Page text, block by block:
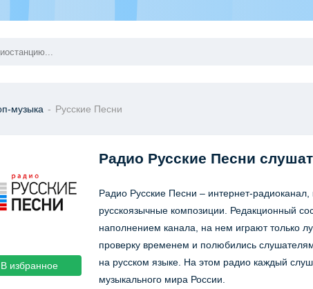
музыка - Русские Песни
В избранное
Радио Русские Песни
Радио Русские Песни – интернет-
русскоязычные композиции. Редакционный
наполнением канала, на нем играют только
проверку временем и полюбились
на русском языке. На этом радио каждый
музыкального мира России.